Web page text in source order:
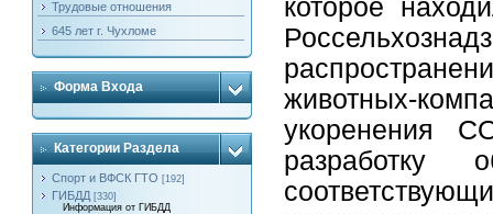
Трудовые отношения
645 лет г. Чухломе
Форма Входа
Категории Раздела
Спорт и ВФСК ГТО [192]
ГИБДД [330]
Информация от ГИБДД
которое
животных-
укоренения
разработку